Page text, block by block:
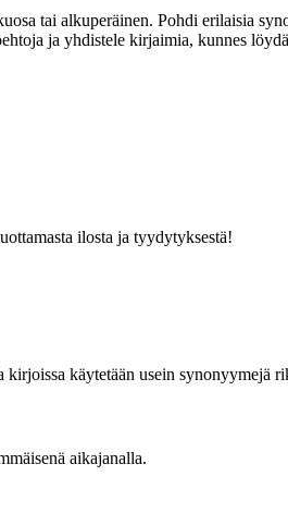
tai alkuperäinen. Pohdi erilaisia
ja yhdistele kirjaimia, kunnes
ilosta ja tyydytyksestä!
käytetään usein synonyymejä
aikajanalla.